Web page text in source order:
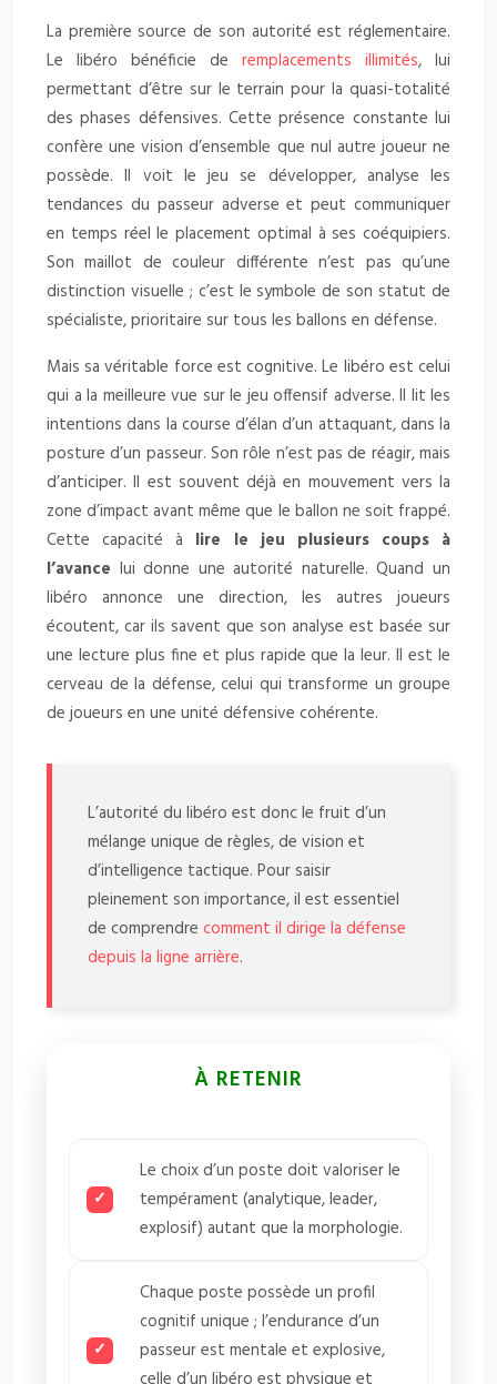
La première source de son autorité est réglementaire.
Le libéro bénéficie de remplacements illimités, lui
permettant d’être sur le terrain pour la quasi-totalité
des phases défensives. Cette présence constante lui
confère une vision d’ensemble que nul autre joueur ne
possède. Il voit le jeu se développer, analyse les
tendances du passeur adverse et peut communiquer
en temps réel le placement optimal à ses coéquipiers.
Son maillot de couleur différente n’est pas qu’une
distinction visuelle ; c’est le symbole de son statut de
spécialiste, prioritaire sur tous les ballons en défense.
Mais sa véritable force est cognitive. Le libéro est celui
qui a la meilleure vue sur le jeu offensif adverse. Il lit les
intentions dans la course d’élan d’un attaquant, dans la
posture d’un passeur. Son rôle n’est pas de réagir, mais
d’anticiper. Il est souvent déjà en mouvement vers la
zone d’impact avant même que le ballon ne soit frappé.
Cette capacité à lire le jeu plusieurs coups à
l’avance lui donne une autorité naturelle. Quand un
libéro annonce une direction, les autres joueurs
écoutent, car ils savent que son analyse est basée sur
une lecture plus fine et plus rapide que la leur. Il est le
cerveau de la défense, celui qui transforme un groupe
de joueurs en une unité défensive cohérente.
L’autorité du libéro est donc le fruit d’un
mélange unique de règles, de vision et
d’intelligence tactique. Pour saisir
pleinement son importance, il est essentiel
de comprendre comment il dirige la défense
depuis la ligne arrière.
À RETENIR
Le choix d’un poste doit valoriser le
tempérament (analytique, leader,
explosif) autant que la morphologie.
Chaque poste possède un profil
cognitif unique ; l’endurance d’un
passeur est mentale et explosive,